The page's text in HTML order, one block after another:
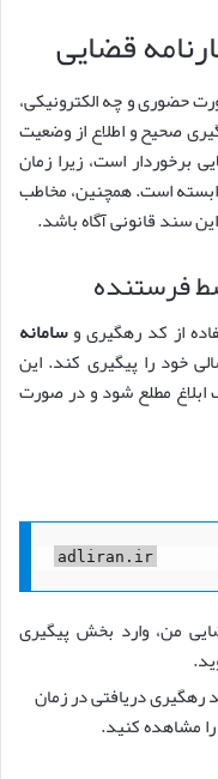
قضایی
حضوری و چه الکترونیکی،
صحیح و اطلاع از وضعیت
برخوردار است، زیرا زمان
است. همچنین، مخاطب
سند قانونی آگاه باشد.
فرستنده
از کد رهگیری وسامانه
خود را پیگیری کند. این
ابلاغ مطلع شود و در صورت
adliran.ir
من، وارد بخش پیگیری
رهگیری دریافتی در زمان
مشاهده کنید.